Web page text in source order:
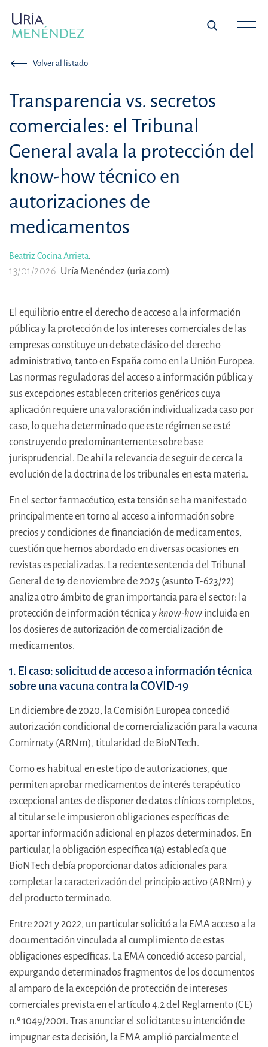
Volver al listado
Transparencia vs. secretos
comerciales: el Tribunal
General avala la protección del
know-how técnico en
autorizaciones de
medicamentos
Beatriz Cocina Arrieta.
13/01/2026 Uría Menéndez (uria.com)
El equilibrio entre el derecho de acceso a la información
pública y la protección de los intereses comerciales de las
empresas constituye un debate clásico del derecho
administrativo, tanto en España como en la Unión Europea.
Las normas reguladoras del acceso a información pública y
sus excepciones establecen criterios genéricos cuya
aplicación requiere una valoración individualizada caso por
caso, lo que ha determinado que este régimen se esté
construyendo predominantemente sobre base
jurisprudencial. De ahí la relevancia de seguir de cerca la
evolución de la doctrina de los tribunales en esta materia.
En el sector farmacéutico, esta tensión se ha manifestado
principalmente en torno al acceso a información sobre
precios y condiciones de financiación de medicamentos,
cuestión que hemos abordado en diversas ocasiones en
revistas especializadas. La reciente sentencia del Tribunal
General de 19 de noviembre de 2025 (asunto T-623/22)
analiza otro ámbito de gran importancia para el sector: la
protección de información técnica y know-how incluida en
los dosieres de autorización de comercialización de
medicamentos.
1. El caso: solicitud de acceso a información técnica
sobre una vacuna contra la COVID-19
En diciembre de 2020, la Comisión Europea concedió
autorización condicional de comercialización para la vacuna
Comirnaty (ARNm), titularidad de BioNTech.
Como es habitual en este tipo de autorizaciones, que
permiten aprobar medicamentos de interés terapéutico
excepcional antes de disponer de datos clínicos completos,
al titular se le impusieron obligaciones específicas de
aportar información adicional en plazos determinados. En
particular, la obligación específica 1(a) establecía que
BioNTech debía proporcionar datos adicionales para
completar la caracterización del principio activo (ARNm) y
del producto terminado.
Entre 2021 y 2022, un particular solicitó a la EMA acceso a la
documentación vinculada al cumplimiento de estas
obligaciones específicas. La EMA concedió acceso parcial,
expurgando determinados fragmentos de los documentos
al amparo de la excepción de protección de intereses
comerciales prevista en el artículo 4.2 del Reglamento (CE)
n.º 1049/2001. Tras anunciar el solicitante su intención de
impugnar esta decisión, la EMA amplió parcialmente el